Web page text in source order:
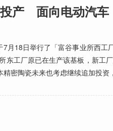
产 面向电动汽车
18日举行了「富谷事业所西工
东工厂原已在生产该基板，新工
密陶瓷未来也考虑继续追加投资